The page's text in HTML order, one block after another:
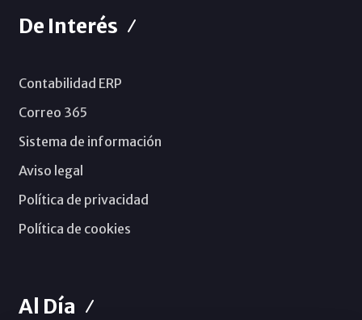
De Interés
Contabilidad ERP
Correo 365
Sistema de información
Aviso legal
Política de privacidad
Política de cookies
Al Día